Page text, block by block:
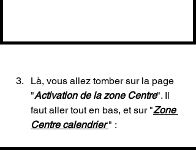
Là, vous allez tomber sur la page
"Activation de la zone Centre". Il
faut aller tout en bas, et sur "Zone
Centre calendrier " :